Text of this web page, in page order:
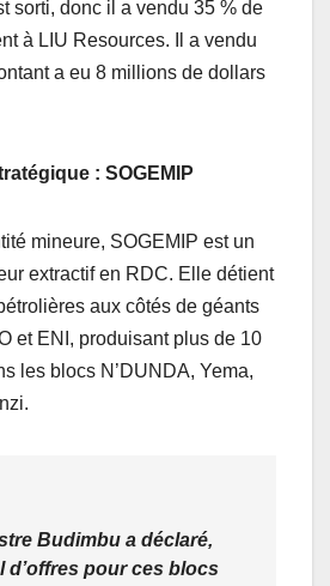
sorti, donc il a vendu 35 % de
à LIU Resources. Il a vendu
a eu 8 millions de dollars
: SOGEMIP
mineure, SOGEMIP est un
extractif en RDC. Elle détient
aux côtés de géants
et ENI, produisant plus de 10
les blocs N’DUNDA, Yema,
Budimbu a déclaré,
d’offres pour ces blocs